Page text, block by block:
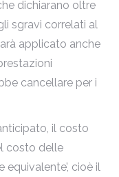
dichiarano oltre
sgravi correlati al
applicato anche
cancellare per i
il costo
costo delle
equivalente’, cioè il